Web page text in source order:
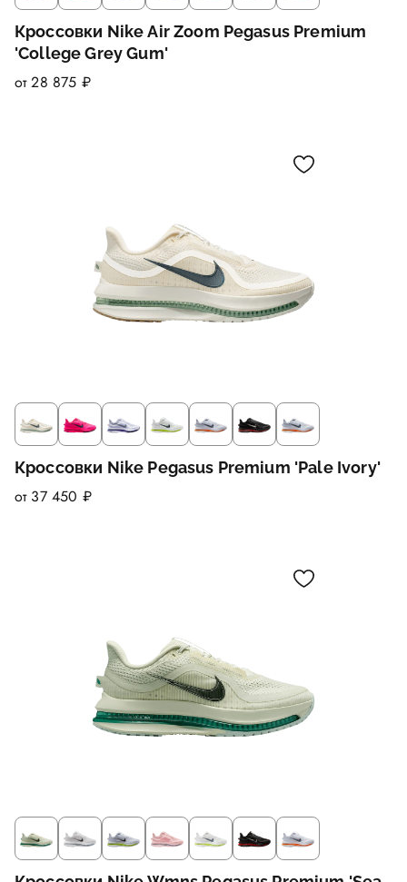
Кроссовки Nike Air Zoom Pegasus Premium
'College Grey Gum'
от 28 875 ₽
Кроссовки Nike Pegasus Premium 'Pale Ivory'
от 37 450 ₽